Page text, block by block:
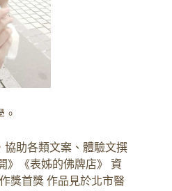
協助各類文案、體驗文撰
》《表姊的佛牌店》 資
獎首獎 作品見於北市醫